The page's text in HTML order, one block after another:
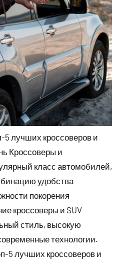
5 лучших кроссоверов и
Кроссоверы и
класс автомобилей,
удобства
покорения
кроссоверы и SUV
стиль, высокую
технологии.
5 лучших кроссоверов и